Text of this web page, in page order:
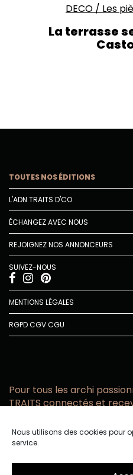
Nous utilisons des cookies pour
service.
DECO / Les
La terrasse
TOUTES NOS ÉDITIONS
L'ADN TRAITS D'CO
ÉCHANGEZ AVEC NOUS
REJOIGNEZ NOS ANNONCEURS
SUIVEZ-NOUS
MENTIONS LÉGALES
RGPDCGVCGU
Pour tous les archi
TRAITS connectés et
email
confidentialité.